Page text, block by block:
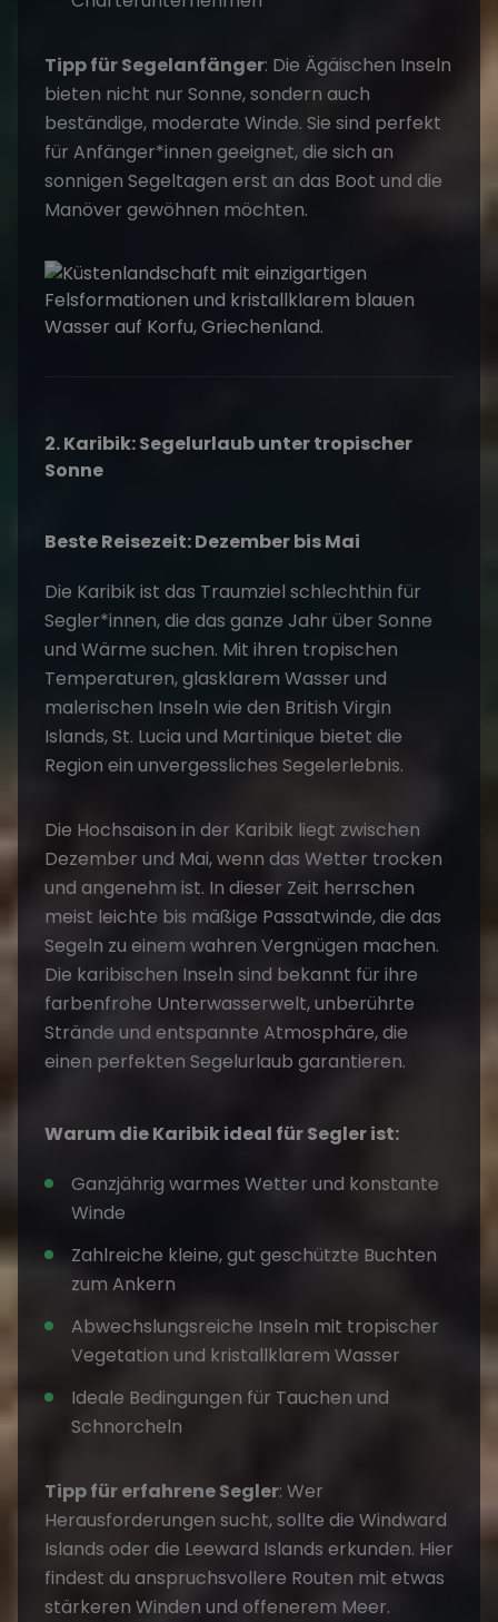
Tipp für Segelanfänger: Die Ägäischen Inseln
bieten nicht nur Sonne, sondern auch
beständige, moderate Winde. Sie sind perfekt
für Anfänger*innen geeignet, die sich an
sonnigen Segeltagen erst an das Boot und die
Manöver gewöhnen möchten.
2. Karibik: Segelurlaub unter tropischer
Sonne
Beste Reisezeit: Dezember bis Mai
Die Karibik ist das Traumziel schlechthin für
Segler*innen, die das ganze Jahr über Sonne
und Wärme suchen. Mit ihren tropischen
Temperaturen, glasklarem Wasser und
malerischen Inseln wie den British Virgin
Islands, St. Lucia und Martinique bietet die
Region ein unvergessliches Segelerlebnis.
Die Hochsaison in der Karibik liegt zwischen
Dezember und Mai, wenn das Wetter trocken
und angenehm ist. In dieser Zeit herrschen
meist leichte bis mäßige Passatwinde, die das
Segeln zu einem wahren Vergnügen machen.
Die karibischen Inseln sind bekannt für ihre
farbenfrohe Unterwasserwelt, unberührte
Strände und entspannte Atmosphäre, die
einen perfekten Segelurlaub garantieren.
Warum die Karibik ideal für Segler ist:
Ganzjährig warmes Wetter und konstante
Winde
Zahlreiche kleine, gut geschützte Buchten
zum Ankern
Abwechslungsreiche Inseln mit tropischer
Vegetation und kristallklarem Wasser
Ideale Bedingungen für Tauchen und
Schnorcheln
Tipp für erfahrene Segler: Wer
Herausforderungen sucht, sollte die Windward
Islands oder die Leeward Islands erkunden. Hier
findest du anspruchsvollere Routen mit etwas
stärkeren Winden und offenerem Meer.